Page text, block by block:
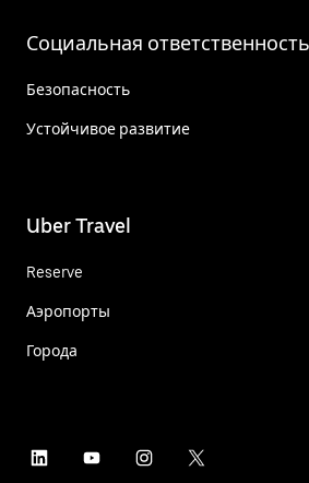
Социальная ответственность
Безопасность
Устойчивое развитие
Uber Travel
Reserve
Аэропорты
Города